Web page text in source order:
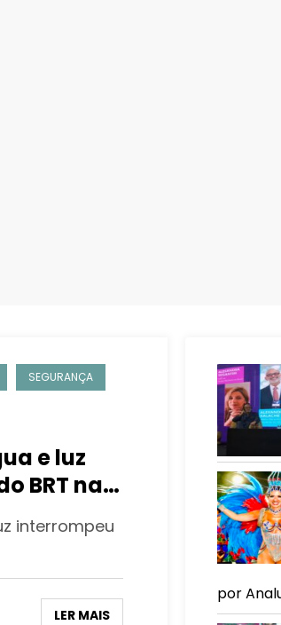
SEGURANÇA
e luz
BRT na
interrompeu
LER MAIS
por